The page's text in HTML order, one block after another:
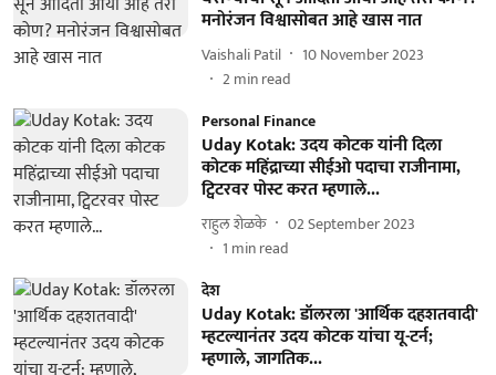
मनोरंजन विश्वासोबत आहे खास नात
Vaishali Patil
10 November 2023
2min read
Personal Finance
Uday Kotak: उदय कोटक यांनी दिला
कोटक महिंद्राच्या सीईओ पदाचा राजीनामा,
ट्विटरवर पोस्ट करत म्हणाले...
राहुल शेळके
02 September 2023
1 min read
देश
Uday Kotak: डॉलरला 'आर्थिक दहशतवादी'
म्हटल्यानंतर उदय कोटक यांचा यू-टर्न;
म्हणाले, जागतिक...